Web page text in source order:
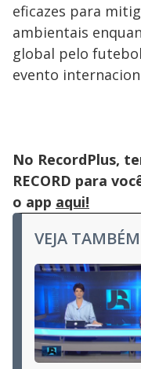
eficazes para
ambientais
global pelo
evento
No RecordPlus,
RECORD para
o app aqui!
VEJA TAMBÉM